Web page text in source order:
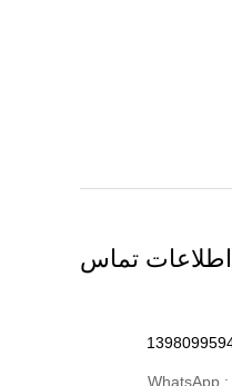
اطلاعات تماس
WhatsApp :